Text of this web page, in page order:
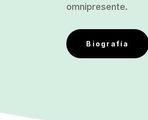
omnipresente.
Biografía